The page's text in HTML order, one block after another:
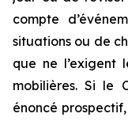
compte
situations ou de
que ne l’exigent
mobilières. Si le
énoncé